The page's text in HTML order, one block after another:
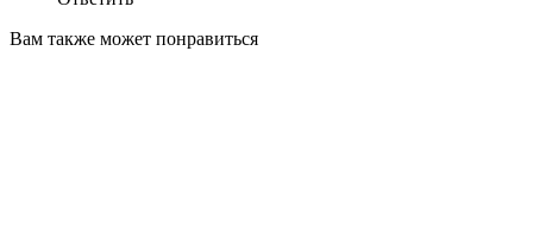
Вам также может понравиться